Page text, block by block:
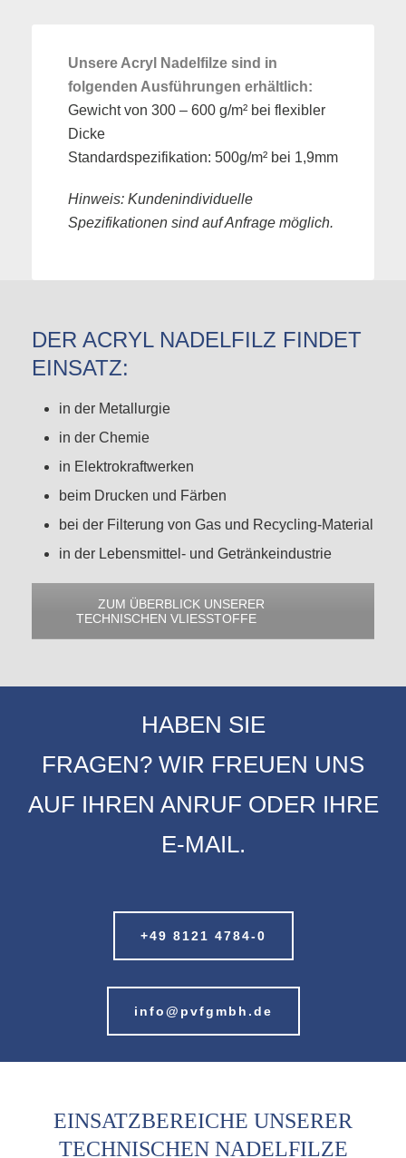
Unsere Acryl Nadelfilze sind in
folgenden Ausführungen erhältlich:
Gewicht von 300 – 600 g/m² bei flexibler
Dicke
Standardspezifikation: 500g/m² bei 1,9mm
Hinweis: Kundenindividuelle
Spezifikationen sind auf Anfrage möglich.
DER ACRYL NADELFILZ FINDET
EINSATZ:
in der Metallurgie
in der Chemie
in Elektrokraftwerken
beim Drucken und Färben
bei der Filterung von Gas und Recycling-Material
in der Lebensmittel- und Getränkeindustrie
ZUM ÜBERBLICK UNSERER
TECHNISCHEN VLIESSTOFFE
HABEN SIE
FRAGEN? WIR FREUEN UNS
AUF IHREN ANRUF ODER IHRE
E-MAIL.
+49 8121 4784-0
info@pvfgmbh.de
EINSATZBEREICHE UNSERER
TECHNISCHEN NADELFILZE